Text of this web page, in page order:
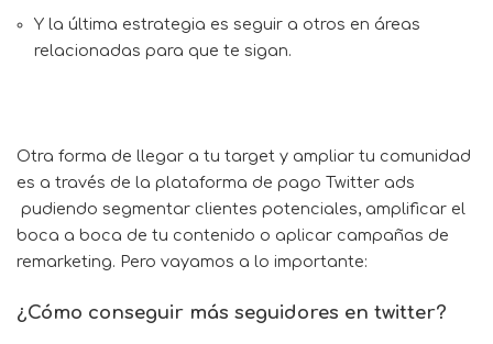
Y la última estrategia es seguir a otros en áreas
relacionadas para que te sigan.
Otra forma de llegar a tu target y ampliar tu comunidad
es a través de la plataforma de pago Twitter ads
pudiendo segmentar clientes potenciales, amplificar el
boca a boca de tu contenido o aplicar campañas de
remarketing. Pero vayamos a lo importante:
¿Cómo conseguir más seguidores en twitter?